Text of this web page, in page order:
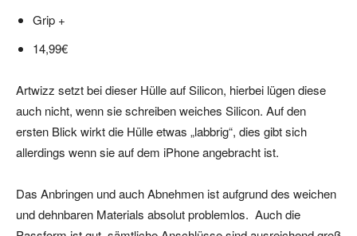
Grip +
14,99€
Artwizz setzt bei dieser Hülle auf Silicon, hierbei lügen diese
auch nicht, wenn sie schreiben weiches Silicon. Auf den
ersten Blick wirkt die Hülle etwas „labbrig“, dies gibt sich
allerdings wenn sie auf dem iPhone angebracht ist.
Das Anbringen und auch Abnehmen ist aufgrund des weichen
und dehnbaren Materials absolut problemlos. Auch die